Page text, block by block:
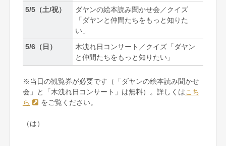
5/5（土/祝）
ダヤンの絵本読み聞かせ会／クイズ
「ダヤンと仲間たちをもっと知りた
い」
5/6（日）
木洩れ日コンサート／クイズ「ダヤン
と仲間たちをもっと知りたい」
※当日の観覧券が必要です（「ダヤンの絵本読み聞かせ
会」と「木洩れ日コンサート」は無料）。詳しくはこち
ら
をご覧ください。
（は）